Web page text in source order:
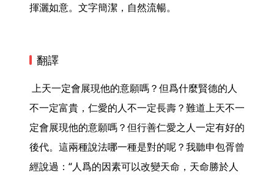
揮灑如意。文字簡潔，自然流暢。
翻譯
不一定富貴，仁愛的人不一定長壽？難道上天不一
定會展現他的意願嗎？但行善仁愛之人一定有好的
後代。這兩種說法哪一種是對的呢？我聽申包胥曾
經說過：“人爲的因素可以改變天命，天命勝於人